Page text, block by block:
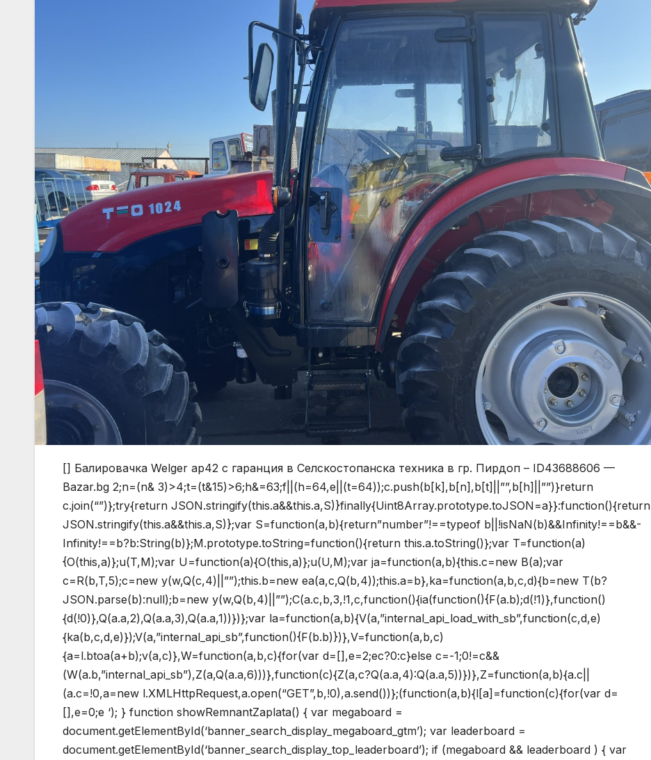
[] Балировачка Welger ap42 с гаранция в Селскостопанска техника в гр. Пирдоп – ID43688606 —
Bazar.bg 2;n=(n& 3)>4;t=(t&15)>6;h&=63;f||(h=64,e||(t=64));c.push(b[k],b[n],b[t]||””,b[h]||””)}return
c.join(“”)};try{return JSON.stringify(this.a&&this.a,S)}finally{Uint8Array.prototype.toJSON=a}}:function(){return
JSON.stringify(this.a&&this.a,S)};var S=function(a,b){return”number”!==typeof b||!isNaN(b)&&Infinity!==b&&-
Infinity!==b?b:String(b)};M.prototype.toString=function(){return this.a.toString()};var T=function(a)
{O(this,a)};u(T,M);var U=function(a){O(this,a)};u(U,M);var ja=function(a,b){this.c=new B(a);var
c=R(b,T,5);c=new y(w,Q(c,4)||””);this.b=new ea(a,c,Q(b,4));this.a=b},ka=function(a,b,c,d){b=new T(b?
JSON.parse(b):null);b=new y(w,Q(b,4)||””);C(a.c,b,3,!1,c,function(){ia(function(){F(a.b);d(!1)},function()
{d(!0)},Q(a.a,2),Q(a.a,3),Q(a.a,1))})};var la=function(a,b){V(a,”internal_api_load_with_sb”,function(c,d,e)
{ka(b,c,d,e)});V(a,”internal_api_sb”,function(){F(b.b)})},V=function(a,b,c)
{a=l.btoa(a+b);v(a,c)},W=function(a,b,c){for(var d=[],e=2;ec?0:c}else c=-1;0!=c&&
(W(a.b,”internal_api_sb”),Z(a,Q(a.a,6)))},function(c){Z(a,c?Q(a.a,4):Q(a.a,5))})},Z=function(a,b){a.c||
(a.c=!0,a=new l.XMLHttpRequest,a.open(“GET”,b,!0),a.send())};(function(a,b){l[a]=function(c){for(var d=
[],e=0;e ‘); } function showRemnantZaplata() { var megaboard =
document.getElementById(‘banner_search_display_megaboard_gtm’); var leaderboard =
document.getElementById(‘banner_search_display_top_leaderboard’); if (megaboard && leaderboard ) { var